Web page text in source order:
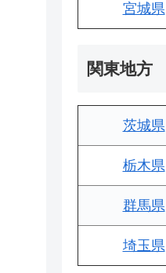
宮城県
関東地方
茨城県
栃木県
群馬県
埼玉県